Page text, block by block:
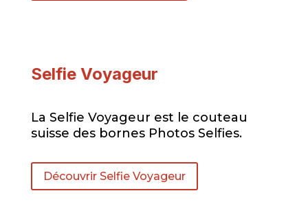
Selfie Voyageur
La Selfie Voyageur est le couteau
suisse des bornes Photos Selfies.
Découvrir Selfie Voyageur